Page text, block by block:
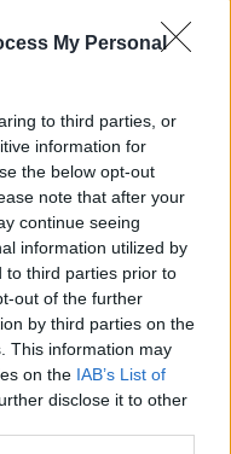
My Personal
to third parties, or
information for
the below opt-out
note that after your
continue seeing
information utilized by
to third parties prior to
out of the further
by third parties on the
This information may
on the IAB’s List of
disclose it to other